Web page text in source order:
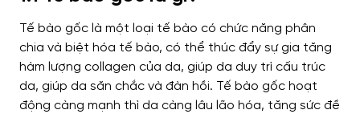
Tế bào gốc là một loại tế bào có chức năng phân
chia và biệt hóa tế bào, có thể thúc đẩy sự gia tăng
hàm lượng collagen của da, giúp da duy trì cấu trúc
da, giúp da săn chắc và đàn hồi. Tế bào gốc hoạt
động càng mạnh thì da càng lâu lão hóa, tăng sức đề